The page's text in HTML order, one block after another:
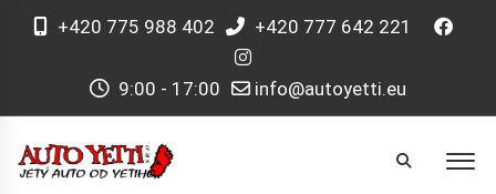
+420 775 988 402 +420 777 642 221
9:00 - 17:00 info@autoyetti.eu